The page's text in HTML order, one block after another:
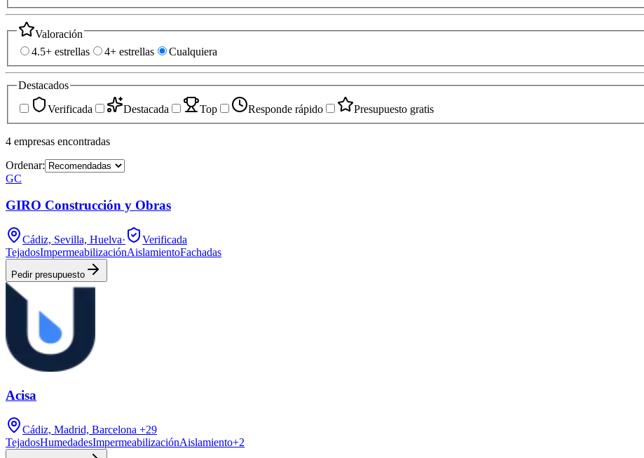
Valoración
4.5+ estrellas
4+ estrellas Cualquiera
Destacados
Verificada
Destacada Top Responde rápido Presupuesto gratis
4 empresas encontradas
Ordenar:
GC
GIRO Construcción y Obras
Cádiz, Sevilla, Huelva·
Verificada
TejadosImpermeabilizaciónAislamientoFachadas
Pedir presupuesto
Acisa
Cádiz, Madrid, Barcelona +29
TejadosHumedadesImpermeabilizaciónAislamiento+2